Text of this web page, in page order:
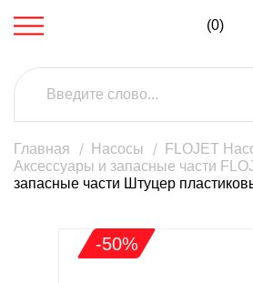
(0)
Главная Насосы
FLOJET
Аксессуары и запасные части
запасные части Штуцер
-50%